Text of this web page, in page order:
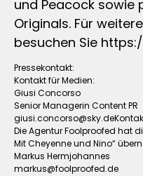
und Peacock sowie
Originals. Für
besuchen Sie
Pressekontakt:
Kontakt für Medien:
Giusi Concorso
Senior Managerin Content PR
Die Agentur Foolproofed hat
Mit Cheyenne und Nino“
Markus Hermjohannes
markus@foolproofed.de